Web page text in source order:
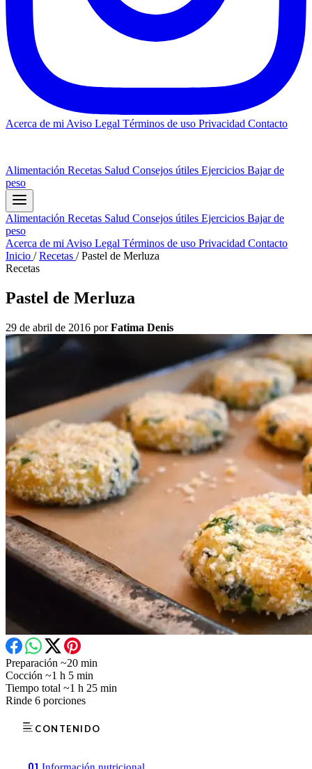
Acerca de mi Aviso Legal Términos de uso Privacidad Contacto
Alimentación Recetas Salud Consejos útiles Ejercicios Bajar de
peso
Alimentación Recetas Salud Consejos útiles Ejercicios Bajar de
peso
Acerca de mi Aviso Legal Términos de uso Privacidad Contacto
Inicio / Recetas / Pastel de Merluza
Recetas
Pastel de Merluza
29 de abril de 2016 porFatima Denis
Preparación ~20 min
Cocción ~1 h 5 min
Tiempo total ~1 h 25 min
Rinde 6 porciones
CONTENIDO